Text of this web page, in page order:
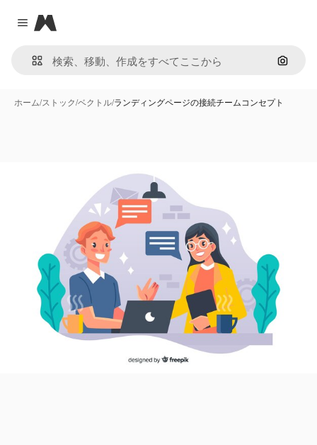
Close menu
Magnific
画像で
ホーム/ストック/ベクトル/ランディングページの接続チームコンセプト